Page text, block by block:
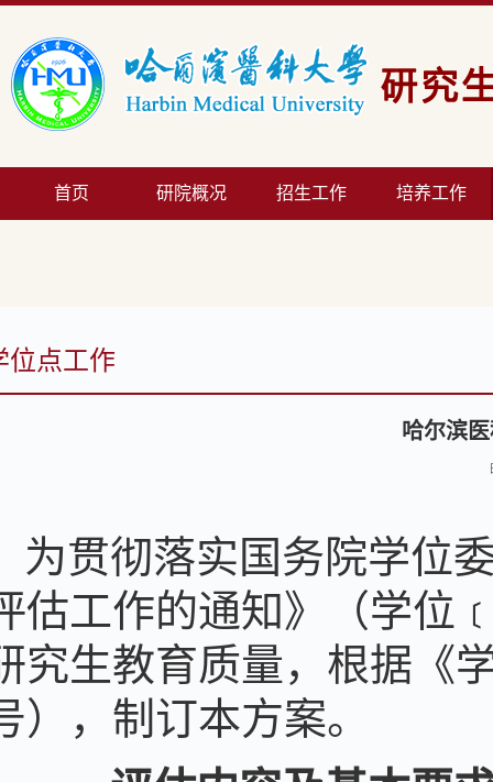
首页 研院概况 招生工作 培养工作
位点工作
哈尔滨
为贯彻落实国务院学位
估工作的通知 》（学位
究生教育质量，根据《
），制订本方案。